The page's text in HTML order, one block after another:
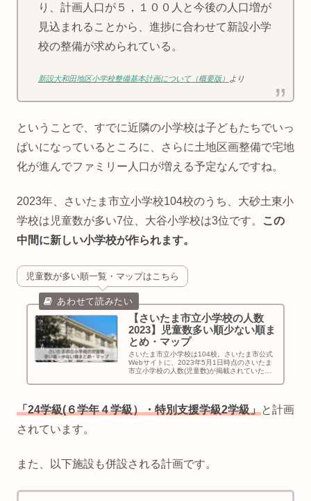
り、計画人口が５，１００人と今後の人口増が
見込まれることから、進捗に合わせて新設小学
校の整備が求められている。
新設大和田地区小学校整備基本計画について（概要版） より
ということで、すでに近隣の小学校は子どもたちでいっ
ぱいになっているところに、さらに土地区画整備で宅地
化が進んでファミリー人口が増える予定なんですね。
2023年、さいたま市立小学校104校のうち、大砂土東小
学校は児童数が多い7位、大谷小学校は3位です。
この
中間に新しい小学校が作られます。
児童数が多い順一覧・マップはこちら
【さいたま市立小学校の人数
2023】児童数多い順少ない順ま
とめ・マップ
さいたま市立小学校は104校。さいたま市公式
Webサイトに、2023年5月1日時点のさいたま
市立小学校の人数(児童数)が掲載されていたの
「24学級(６学年４学級）・特別支援学級2学級」と計画
されています。
また、以下施設も併設される計画です。